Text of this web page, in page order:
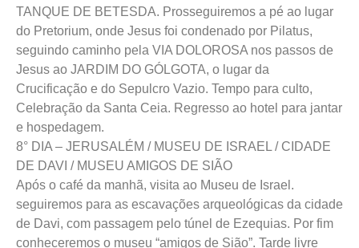
TANQUE DE BETESDA. Prosseguiremos a pé ao lugar
do Pretorium, onde Jesus foi condenado por Pilatus,
seguindo caminho pela VIA DOLOROSA nos passos de
Jesus ao JARDIM DO GÓLGOTA, o lugar da
Crucificação e do Sepulcro Vazio. Tempo para culto,
Celebração da Santa Ceia. Regresso ao hotel para jantar
e hospedagem.
8° DIA – JERUSALÉM / MUSEU DE ISRAEL / CIDADE
DE DAVI / MUSEU AMIGOS DE SIÃO
Após o café da manhã, visita ao Museu de Israel.
seguiremos para as escavações arqueológicas da cidade
de Davi, com passagem pelo túnel de Ezequias. Por fim
conheceremos o museu “amigos de Sião”. Tarde livre